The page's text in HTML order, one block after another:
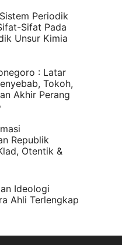
Periodik
Sifat Pada
Unsur Kimia
: Latar
Tokoh,
Akhir Perang
Republik
Otentik &
Ideologi
Ahli Terlengkap